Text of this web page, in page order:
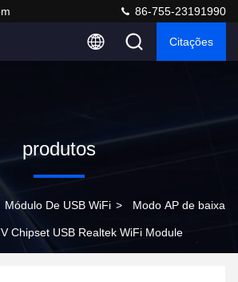
86-755-23191990
Citações
produtos
Módulo De USB WiFi > Modo AP de baixa
Chipset USB Realtek WiFi Module